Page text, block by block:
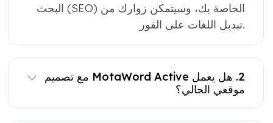
البحث (SEO) الخاصة بك، وسيتمكن زوارك من
تبديل اللغات على الفور.
2. هل يعمل MotaWord Active مع تصميم
موقعي الحالي؟